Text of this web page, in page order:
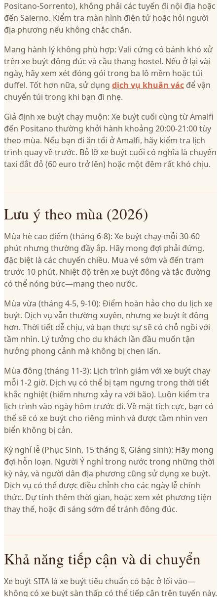
Positano-Sorrento), không phải các tuyến đi nội địa hoặc
đến Salerno. Kiểm tra màn hình điện tử hoặc hỏi người
địa phương nếu không chắc chắn.
Mang hành lý không phù hợp: Vali cứng có bánh khó xử
trên xe buýt đông đúc và cầu thang hostel. Nếu ở lại vài
ngày, hãy xem xét đóng gói trong ba lô mềm hoặc túi
duffel. Tốt hơn nữa, sử dụng dịch vụ khuân vác để vận
chuyển túi trong khi bạn đi nhẹ.
Giả định xe buýt chạy muộn: Xe buýt cuối cùng từ Amalfi
đến Positano thường khởi hành khoảng 20:00-21:00 tùy
theo mùa. Nếu bạn đi ăn tối ở Amalfi, hãy kiểm tra lịch
trình quay về trước. Bỏ lỡ xe buýt cuối có nghĩa là chuyến
taxi đắt đỏ (60 euro trở lên) hoặc một đêm rất khó chịu.
Lưu ý theo mùa (2026)
Mùa hè cao điểm (tháng 6-8): Xe buýt chạy mỗi 30-60
phút nhưng thường đầy ắp. Hãy mong đợi phải đứng,
đặc biệt là các chuyến chiều. Mua vé sớm và đến trạm
trước 10 phút. Nhiệt độ trên xe buýt đông và tắc đường
có thể nóng bức—mang theo nước.
Mùa vừa (tháng 4-5, 9-10): Điểm hoàn hảo cho du lịch xe
buýt. Dịch vụ vẫn thường xuyên, nhưng xe buýt ít đông
hơn. Thời tiết dễ chịu, và bạn thực sự sẽ có chỗ ngồi với
tầm nhìn. Lý tưởng cho du khách lần đầu muốn tận
hưởng phong cảnh mà không bị chen lấn.
Mùa đông (tháng 11-3): Lịch trình giảm với xe buýt chạy
mỗi 1-2 giờ. Dịch vụ có thể bị tạm ngưng trong thời tiết
khắc nghiệt (hiếm nhưng xảy ra với bão). Luôn kiểm tra
lịch trình vào ngày hôm trước đi. Về mặt tích cực, bạn có
thể sẽ có xe buýt cho riêng mình và được tầm nhìn ven
biển không bị cản.
Kỳ nghỉ lễ (Phục Sinh, 15 tháng 8, Giáng sinh): Hãy mong
đợi hỗn loạn. Người Ý nghỉ trong nước trong những thời
kỳ này, và người dân địa phương cũng sử dụng xe buýt.
Dịch vụ có thể được điều chỉnh cho các ngày lễ chính
thức. Dự tính thêm thời gian, hoặc xem xét phương tiện
thay thế, hoặc đi sáng sớm để tránh đông đúc.
Khả năng tiếp cận và di chuyển
Xe buýt SITA là xe buýt tiêu chuẩn có bậc ở lối vào—
không có xe buýt sàn thấp có thể tiếp cận trên tuyến này.